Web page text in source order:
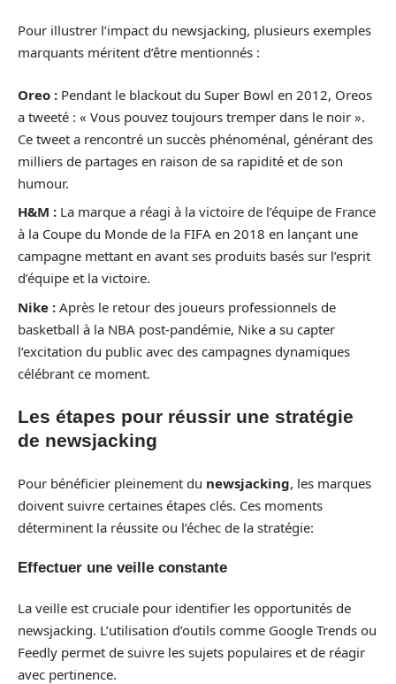
Pour illustrer l’impact du newsjacking, plusieurs exemples
marquants méritent d’être mentionnés :
Oreo : Pendant le blackout du Super Bowl en 2012, Oreos
a tweeté : « Vous pouvez toujours tremper dans le noir ».
Ce tweet a rencontré un succès phénoménal, générant des
milliers de partages en raison de sa rapidité et de son
humour.
H&M : La marque a réagi à la victoire de l’équipe de France
à la Coupe du Monde de la FIFA en 2018 en lançant une
campagne mettant en avant ses produits basés sur l’esprit
d’équipe et la victoire.
Nike : Après le retour des joueurs professionnels de
basketball à la NBA post-pandémie, Nike a su capter
l’excitation du public avec des campagnes dynamiques
célébrant ce moment.
Les étapes pour réussir une stratégie
de newsjacking
Pour bénéficier pleinement du newsjacking, les marques
doivent suivre certaines étapes clés. Ces moments
déterminent la réussite ou l’échec de la stratégie:
Effectuer une veille constante
La veille est cruciale pour identifier les opportunités de
newsjacking. L’utilisation d’outils comme Google Trends ou
Feedly permet de suivre les sujets populaires et de réagir
avec pertinence.